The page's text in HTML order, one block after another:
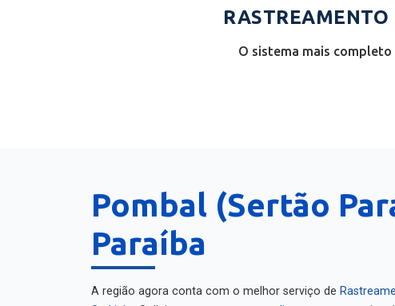
O sistema mais completo
Pombal (Sertão
Paraíba
A região agora conta com o melhor serviço de